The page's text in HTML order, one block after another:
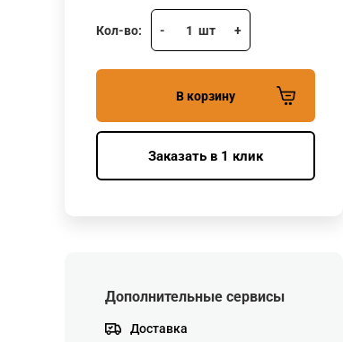
Кол-во: - 1 шт +
В корзину
Заказать в 1 клик
Дополнительные сервисы
Доставка